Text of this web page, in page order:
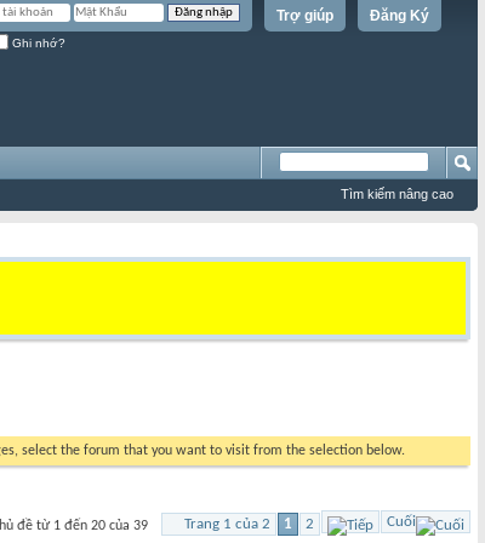
Đăng Ký
Trợ giúp
Ghi nhớ?
Tìm kiếm nâng cao
select the forum that you want to visit from the selection below.
Trang 1 của 2 1 2 Cuối
đề từ 1 đến 20 của 39